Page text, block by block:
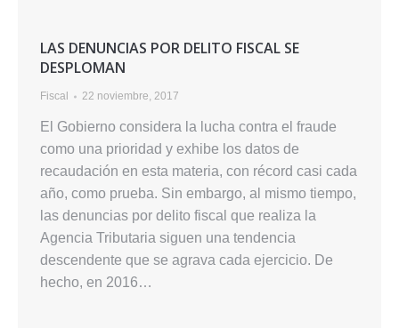
LAS DENUNCIAS POR DELITO FISCAL SE
DESPLOMAN
Fiscal 22 noviembre, 2017
El Gobierno considera la lucha contra el fraude
como una prioridad y exhibe los datos de
recaudación en esta materia, con récord casi cada
año, como prueba. Sin embargo, al mismo tiempo,
las denuncias por delito fiscal que realiza la
Agencia Tributaria siguen una tendencia
descendente que se agrava cada ejercicio. De
hecho, en 2016…